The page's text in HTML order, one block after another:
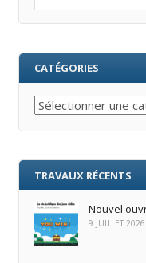
CATÉGORIES
Catégories
TRAVAUX RÉCENTS
Nouvel
9 JUILLET 2026